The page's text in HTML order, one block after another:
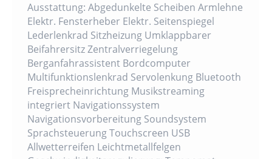
Ausstattung: Abgedunkelte Scheiben Armlehne
Elektr. Fensterheber Elektr. Seitenspiegel
Lederlenkrad Sitzheizung Umklappbarer
Beifahrersitz Zentralverriegelung
Berganfahrassistent Bordcomputer
Multifunktionslenkrad Servolenkung Bluetooth
Freisprecheinrichtung Musikstreaming
integriert Navigationssystem
Navigationsvorbereitung Soundsystem
Sprachsteuerung Touchscreen USB
Allwetterreifen Leichtmetallfelgen